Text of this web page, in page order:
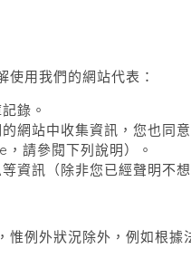
用我們的網站代表：
錄。
網站中收集資訊，您也同
，請參閱下列說明）。
資訊（除非您已經聲明不
例外狀況除外，例如根